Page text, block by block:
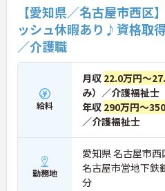
です。入社後はOJTによる丁寧な
り、資格取得支援制度も活用しな
アップを目指せます。
★おすすめPOINT★
【賞与とは別に特別報酬が支給され
・日々の施設運営への貢献やチー
に評価されるため、目に見える形で
・努力がダイレクトに評価へつな
仕事へのモチベーションを高めなが
業務に取り組める体制です】
・毎朝スタッフ全員でミーティン
の体調や業務連絡を細やかに共有す
【愛知県／名古屋市西区
ッシュ休暇あり♪資格取
／介護職
給料
月収 22.0万円～
み）／介護福祉士
年収 290万円～
／介護福祉士
勤務地
愛知県 名古屋市
名古屋市営地下鉄
分